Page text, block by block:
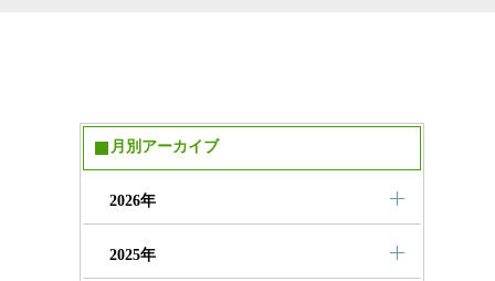
月別アーカイブ
2026年
2025年